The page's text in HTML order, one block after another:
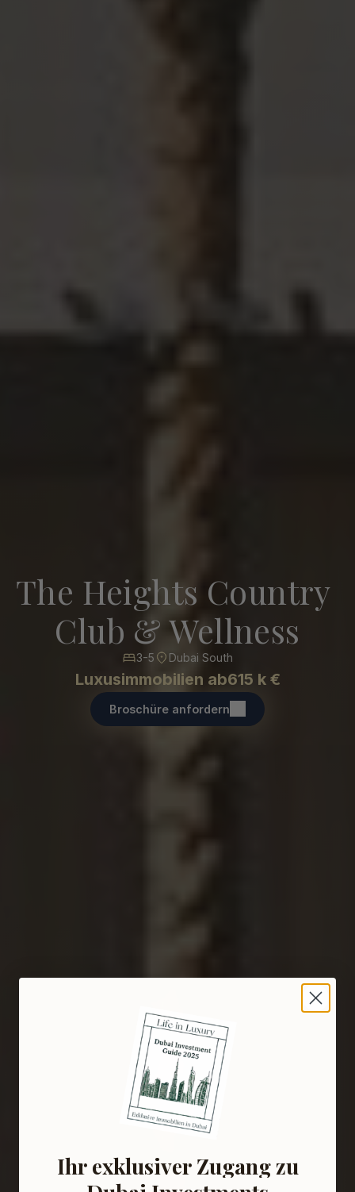
The Heights Country
Club & Wellness
3-5 Dubai South
Luxusimmobilien ab615 k €
Broschüre anfordern
Ihr exklusiver Zugang zu